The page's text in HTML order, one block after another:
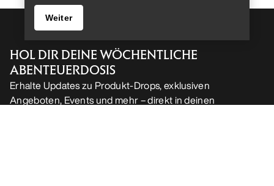
Help
HOL DIR DEINE WÖCHENTLICHE
ABENTEUERDOSIS
Erhalte Updates zu Produkt-Drops, exklusiven
Angeboten, Events und mehr – direkt in deinen
Weiter